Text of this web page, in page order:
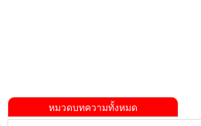
หมวดบทความทั้งหมด